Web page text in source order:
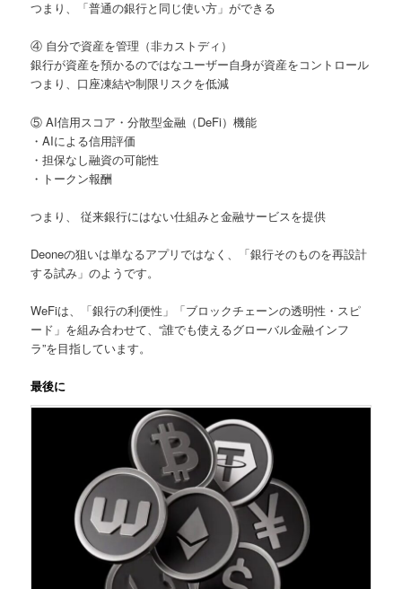
つまり、「普通の銀行と同じ使い方」ができる
④ 自分で資産を管理（非カストディ）
銀行が資産を預かるのではなユーザー自身が資産をコントロール
つまり、口座凍結や制限リスクを低減
⑤ AI信用スコア・分散型金融（DeFi）機能
・AIによる信用評価
・担保なし融資の可能性
・トークン報酬
つまり、 従来銀行にはない仕組みと金融サービスを提供
Deoneの狙いは単なるアプリではなく、
「銀行そのものを再設計
する試み」のようです。
WeFiは、「銀行の利便性」「ブロックチェーンの透明性・スピ
ード」を組み合わせて、“誰でも使えるグローバル金融インフ
ラ”を目指しています。
最後に